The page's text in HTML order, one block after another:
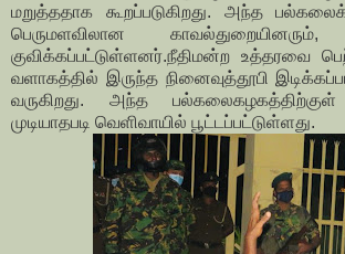
மறுத்ததாக கூறப்படுகிறது. அந்த
பெருமளவிலான காவல்துறையினரும்,
குவிக்கப்பட்டுள்ளனர்.நீதிமன்ற உத்தரவை
வளாகத்தில் இருந்த நினைவுத்தூபி
வருகிறது. அந்த
முடியாதபடி வெளிவாயில் பூட்டப்பட்டுள்ளது.